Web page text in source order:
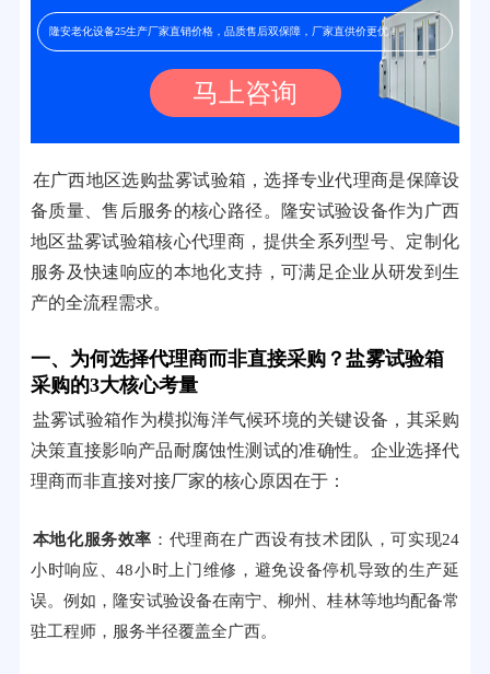
隆安老化设备25生产厂家直销价格，品质售后双保障，厂家直供价更优！
马上咨询
在广西地区选购盐雾试验箱，选择专业代理商是保障设
备质量、售后服务的核心路径。隆安试验设备作为广西
地区盐雾试验箱核心代理商，提供全系列型号、定制化
服务及快速响应的本地化支持，可满足企业从研发到生
产的全流程需求。
一、为何选择代理商而非直接采购？盐雾试验箱
采购的3大核心考量
盐雾试验箱作为模拟海洋气候环境的关键设备，其采购
决策直接影响产品耐腐蚀性测试的准确性。企业选择代
理商而非直接对接厂家的核心原因在于：
本地化服务效率 ：代理商在广西设有技术团队，可实现24
小时响应、48小时上门维修，避免设备停机导致的生产延
误。例如，隆安试验设备在南宁、柳州、桂林等地均配备常
驻工程师，服务半径覆盖全广西。